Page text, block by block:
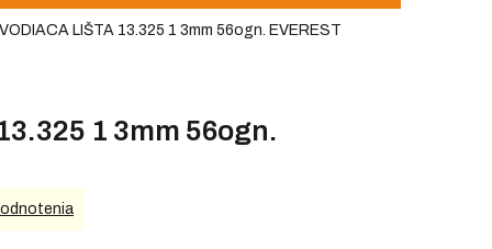
VODIACA LIŠTA 13.325 1 3mm 56ogn. EVEREST
1 3mm 56ogn.